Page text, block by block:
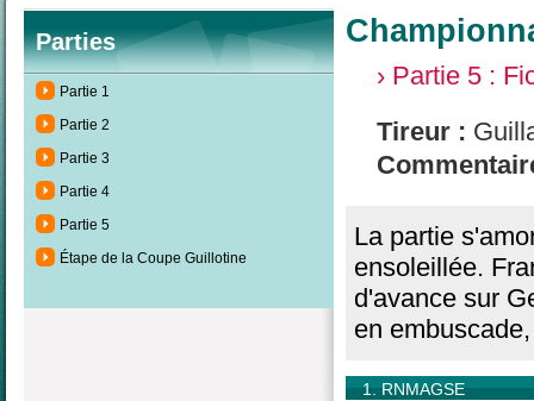
Parties
Partie 1
Partie 2
Partie 3
Partie 4
Partie 5
Étape de la Coupe Guillotine
› Partie 5 :
Tireur :
La partie
ensoleillée.
d'avance sur
en
1. RNMAGSE